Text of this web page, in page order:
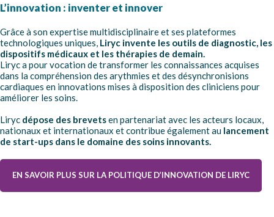
L’innovation : inventer et innover
Grâce à son expertise multidisciplinaire et ses plateformes
technologiques uniques, Liryc invente les outils de diagnostic, les
dispositifs médicaux et les thérapies de demain.
Liryc a pour vocation de transformer les connaissances acquises
dans la compréhension des arythmies et des désynchronisions
cardiaques en innovations mises à disposition des cliniciens pour
améliorer les soins.
Liryc dépose des brevetsen partenariat avec les acteurs locaux,
nationaux et internationaux et contribue également au lancement
de start-ups dans le domaine des soins innovants.
EN SAVOIR PLUS SUR LA POLITIQUE D’INNOVATION DE LIRYC